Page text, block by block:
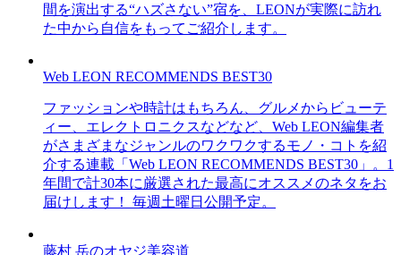
間を演出する“ハズさない”宿を、LEONが実際に訪れ
た中から自信をもってご紹介します。
Web LEON RECOMMENDS BEST30
ファッションや時計はもちろん、グルメからビューテ
ィー、エレクトロニクスなどなど、Web LEON編集者
がさまざまなジャンルのワクワクするモノ・コトを紹
介する連載「Web LEON RECOMMENDS BEST30」。1
年間で計30本に厳選された最高にオススメのネタをお
届けします！ 毎週土曜日公開予定。
藤村 岳のオヤジ美容道